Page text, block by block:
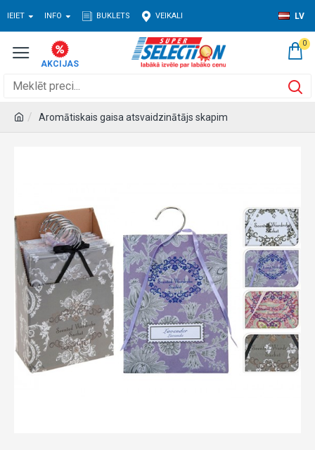
IEIET INFO BUKLETS VEIKALI LV
0
Aromātiskais gaisa atsvaidzinātājs skapim